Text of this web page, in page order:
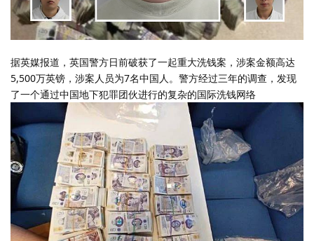
据英媒报道，英国警方日前破获了一起重大洗钱案，涉案金额高达
5,500万英镑，涉案人员为7名中国人。警方经过三年的调查，发现
了一个通过中国地下犯罪团伙进行的复杂的国际洗钱网络